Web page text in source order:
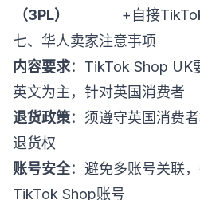
（3PL）
+自接
七、华人卖家注意事项
内容要求：TikTok Shop UK
英文为主，针对英国消费者
退货政策：须遵守英国消费
退货权
账号安全：避免多账号关联
TikTok Shop账号